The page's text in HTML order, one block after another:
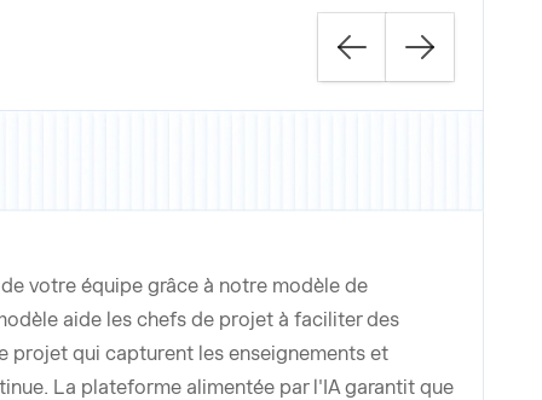
votre équipe grâce à notre modèle de
aide les chefs de projet à faciliter des
projet qui capturent les enseignements et
La plateforme alimentée par l'IA garantit que